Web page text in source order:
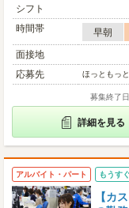
シフト
時間帯
早朝
面接地
応募先
ほっともっ
募集終了
詳細を見る
アルバイト・パート もうす
【カ